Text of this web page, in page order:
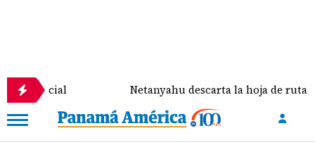
Netanyahu descarta la hoja de ruta de la